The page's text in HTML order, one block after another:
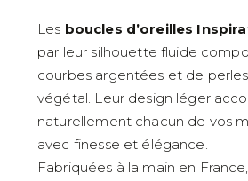
Les boucles d’oreilles
par leur silhouette fluide
courbes argentées et de
végétal. Leur design léger
naturellement chacun de vos
avec finesse et élégance.
Fabriquées à la main en